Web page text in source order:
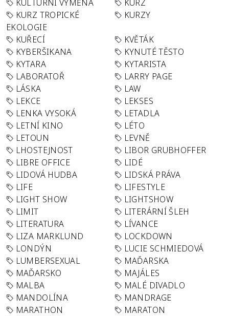
KULTURNÍ VÝMĚNA
KURZ
KURZ TROPICKÉ
EKOLOGIE
KURZY
KUŘECÍ
KVĚTÁK
KYBERŠIKANA
KYNUTÉ TĚSTO
KYTARA
KYTARISTA
LABORATOŘ
LARRY PAGE
LÁSKA
LAW
LEKCE
LEKSES
LENKA VYSOKÁ
LETADLA
LETNÍ KINO
LÉTO
LETOUN
LEVNĚ
LHOSTEJNOST
LIBOR GRUBHOFFER
LIBRE OFFICE
LIDÉ
LIDOVÁ HUDBA
LIDSKÁ PRÁVA
LIFE
LIFESTYLE
LIGHT SHOW
LIGHTSHOW
LIMIT
LITERÁRNÍ ŠLEH
LITERATURA
LÍVANCE
LIZA MARKLUND
LOCKDOWN
LONDÝN
LUCIE SCHMIEDOVÁ
LUMBERSEXUAL
MAĎARSKA
MAĎARSKO
MAJÁLES
MALBA
MALÉ DIVADLO
MANDOLÍNA
MANDRAGE
MARATHON
MARATON